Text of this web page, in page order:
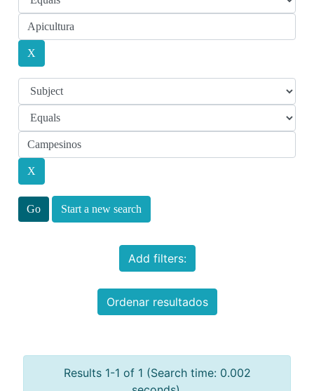
Start a new search
Add filters:
Ordenar resultados
Results 1-1 of 1 (Search time: 0.002